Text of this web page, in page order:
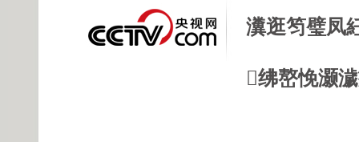
瀵逛笉璧凤
绋嶅悗灏